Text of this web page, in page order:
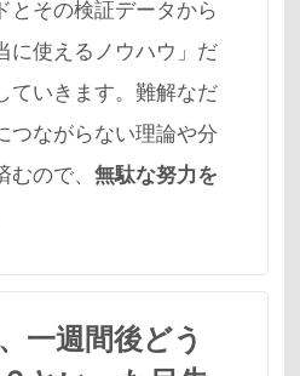
とその検証データから
に使えるノウハウ 」だ
ていきます。難解なだ
つながらない理論や分
むので、無駄な努力を
一週間後どう